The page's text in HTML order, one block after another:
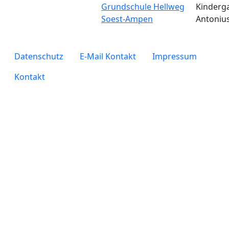
Grundschule Hellweg
Soest-Ampen
legals
Datenschutz E-Mail Kontakt
Impressum
Kontakt